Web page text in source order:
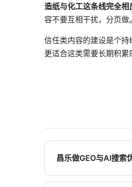
造纸与化工这条线完全相
容不要互相干扰，分页做。
信任类内容的建设是个持
更适合这类需要长期积累
昌乐做GEO与AI搜索
山东易云网络有限公